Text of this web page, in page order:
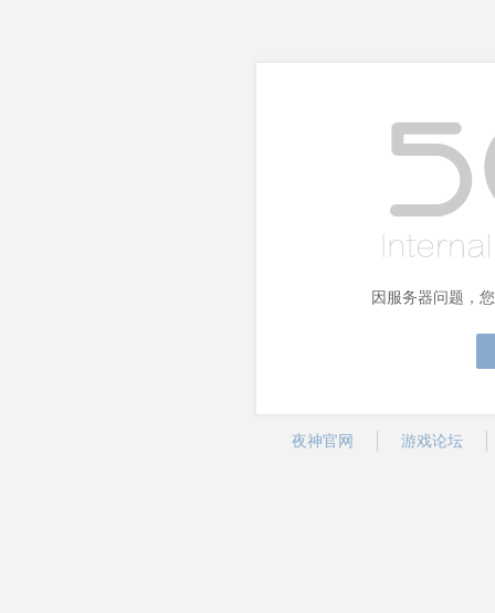
因服务器问题，
夜神官网 游戏论坛